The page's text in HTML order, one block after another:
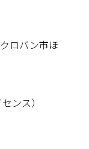
ロバン市ほ
ンス）